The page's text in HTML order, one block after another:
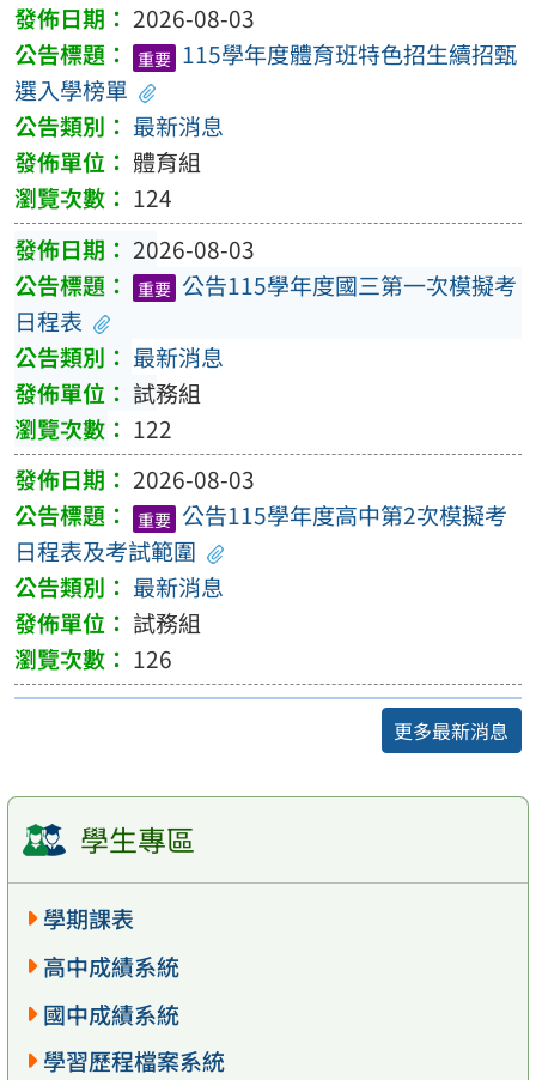
2026-08-03
重要 115學年度體育班特色招生續招甄
選入學榜單
最新消息
體育組
124
2026-08-03
重要 公告115學年度國三第一次模擬考
日程表
最新消息
試務組
122
2026-08-03
重要 公告115學年度高中第2次模擬考
日程表及考試範圍
最新消息
試務組
126
更多最新消息
學生專區
學期課表
高中成績系統
國中成績系統
學習歷程檔案系統